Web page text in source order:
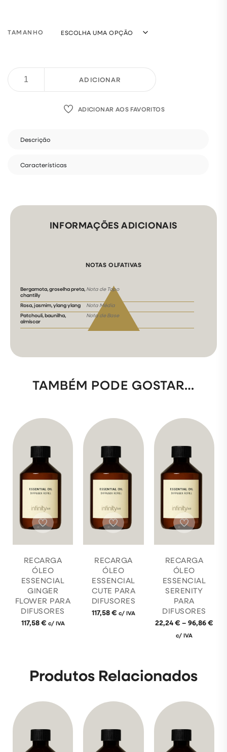
TAMANHO
ADICIONAR
ADICIONAR AOS FAVORITOS
Descrição
Características
INFORMAÇÕES ADICIONAIS
NOTAS OLFATIVAS
Bergamota, groselha preta,
chantilly
Nota de Topo
Rosa, jasmim, ylang ylang
Nota Média
Patchouli, baunilha,
almíscar
Nota de Base
TAMBÉM PODE GOSTAR…
RECARGA
ÓLEO
ESSENCIAL
GINGER
FLOWER PARA
DIFUSORES
117,58€ c/ IVA
RECARGA
ÓLEO
ESSENCIAL
CUTE PARA
DIFUSORES
117,58€ c/ IVA
RECARGA
ÓLEO
ESSENCIAL
SERENITY
PARA
DIFUSORES
22,24€ – 96,86€
c/ IVA
Produtos Relacionados